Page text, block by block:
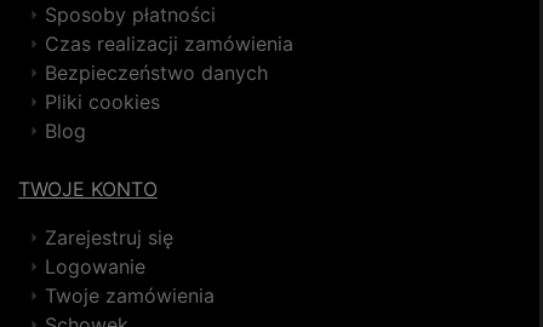
Sposoby płatności
Czas realizacji zamówienia
Bezpieczeństwo danych
Pliki cookies
Blog
TWOJE KONTO
Zarejestruj się
Logowanie
Twoje zamówienia